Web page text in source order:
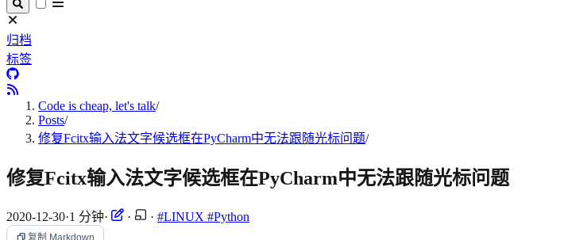
归档
标签
Code is cheap, let's talk/
Posts/
修复Fcitx输入法文字候选框在PyCharm中无法跟随光标问题/
修复Fcitx输入法文字候选框在PyCharm中无法跟随光标问题
2020-12-30·1 分钟· · · #LINUX #Python
复制 Markdown